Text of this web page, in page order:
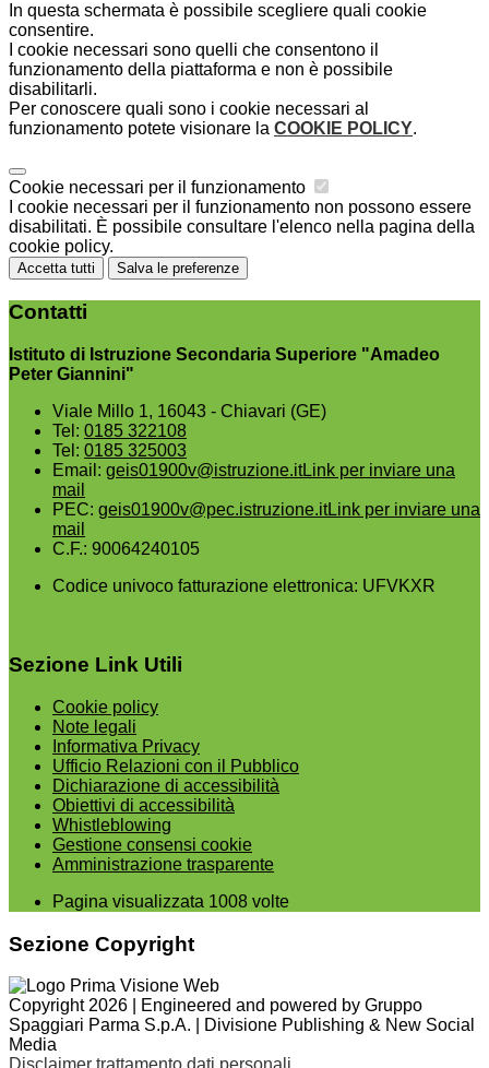
In questa schermata è possibile scegliere quali cookie
consentire.
I cookie necessari sono quelli che consentono il
funzionamento della piattaforma e non è possibile
disabilitarli.
Per conoscere quali sono i cookie necessari al
funzionamento potete visionare la COOKIE POLICY.
Cookie necessari per il funzionamento
I cookie necessari per il funzionamento non possono essere
disabilitati. È possibile consultare l'elenco nella pagina della
cookie policy.
Accetta tutti Salva le preferenze
Contatti
Istituto di Istruzione Secondaria Superiore "Amadeo
Peter Giannini"
Viale Millo 1, 16043 - Chiavari (GE)
Tel: 0185 322108
Tel: 0185 325003
Email: geis01900v@istruzione.itLink per inviare una
mail
PEC: geis01900v@pec.istruzione.itLink per inviare una
mail
C.F.: 90064240105
Codice univoco fatturazione elettronica: UFVKXR
Sezione Link Utili
Cookie policy
Note legali
Informativa Privacy
Ufficio Relazioni con il Pubblico
Dichiarazione di accessibilità
Obiettivi di accessibilità
Whistleblowing
Gestione consensi cookie
Amministrazione trasparente
Pagina visualizzata 1008 volte
Sezione Copyright
Copyright 2026 | Engineered and powered by Gruppo
Spaggiari Parma S.p.A. | Divisione Publishing & New Social
Media